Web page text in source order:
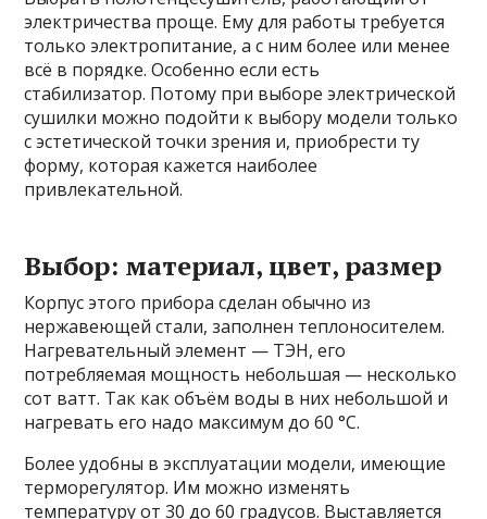
электричества проще. Ему для работы требуется
только электропитание, а с ним более или менее
всё в порядке. Особенно если есть
стабилизатор. Потому при выборе электрической
сушилки можно подойти к выбору модели только
с эстетической точки зрения и, приобрести ту
форму, которая кажется наиболее
привлекательной.
Выбор: материал, цвет, размер
Корпус этого прибора сделан обычно из
нержавеющей стали, заполнен теплоносителем.
Нагревательный элемент — ТЭН, его
потребляемая мощность небольшая — несколько
сот ватт. Так как объём воды в них небольшой и
нагревать его надо максимум до 60 °C.
Более удобны в эксплуатации модели, имеющие
терморегулятор. Им можно изменять
температуру от 30 до 60 градусов. Выставляется